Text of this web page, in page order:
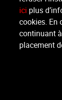
Rue
ici plus
cookies. En
continuant
placement